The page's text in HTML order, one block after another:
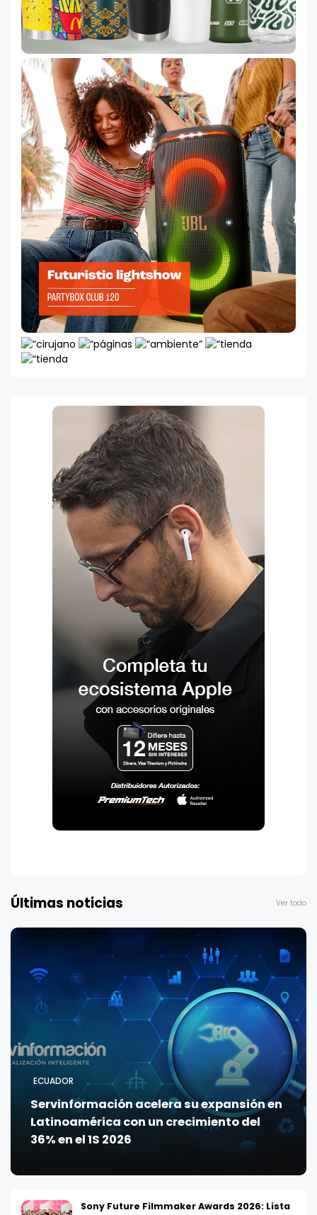
Últimas noticias Ver todo
ECUADOR
Servinformación acelera su expansión en
Latinoamérica con un crecimiento del
36% en el 1S 2026
Sony Future Filmmaker Awards 2026: Lista